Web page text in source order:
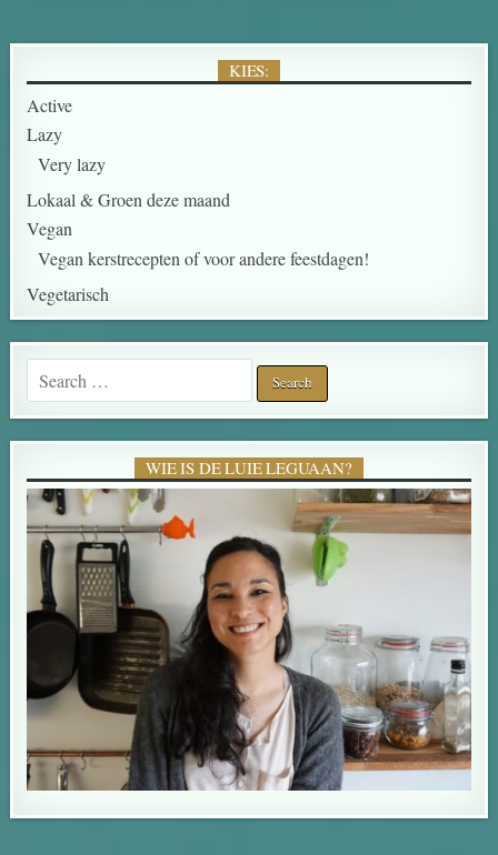
KIES:
Active
Lazy
Very lazy
Lokaal & Groen deze maand
Vegan
Vegan kerstrecepten of voor andere feestdagen!
Vegetarisch
Search for:
WIE IS DE LUIE LEGUAAN?